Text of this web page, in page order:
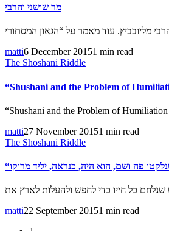
מר שושני והרבי
matti6 December 20151 min read
The Shoshani Riddle
“Shushani and the Problem of
“Shushani and the Problem of
matti27 November 20151 min read
The Shoshani Riddle
פה ושם, הוא היה, כנראה, יליד מרוקו
matti22 September 20151 min read